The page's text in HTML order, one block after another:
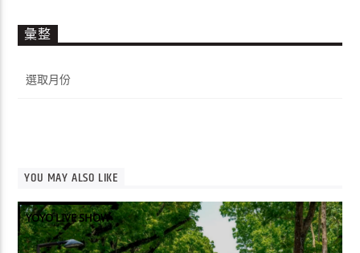
彙整
整
YOU MAY ALSO LIKE
YOYO LIVE SHOW